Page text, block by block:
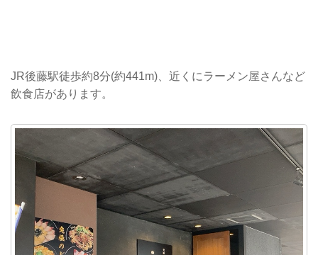
JR後藤駅徒歩約8分(約441m)、近くにラーメン屋さんなど
飲食店があります。